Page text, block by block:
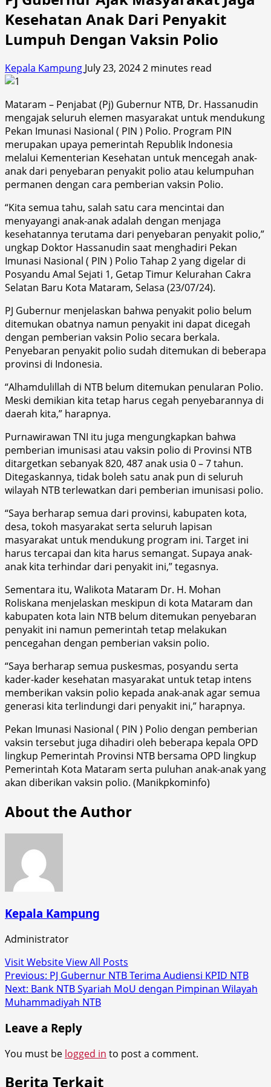
Kesehatan Anak Dari Penyakit
Lumpuh Dengan Vaksin Polio
Kepala Kampung July 23, 20242 minutes read
Mataram – Penjabat (Pj) Gubernur NTB, Dr. Hassanudin
mengajak seluruh elemen masyarakat untuk mendukung
Pekan Imunasi Nasional ( PIN ) Polio. Program PIN
merupakan upaya pemerintah Republik Indonesia
melalui Kementerian Kesehatan untuk mencegah anak-
anak dari penyebaran penyakit polio atau kelumpuhan
permanen dengan cara pemberian vaksin Polio.
“Kita semua tahu, salah satu cara mencintai dan
menyayangi anak-anak adalah dengan menjaga
kesehatannya terutama dari penyebaran penyakit polio,”
ungkap Doktor Hassanudin saat menghadiri Pekan
Imunasi Nasional ( PIN ) Polio Tahap 2 yang digelar di
Posyandu Amal Sejati 1, Getap Timur Kelurahan Cakra
Selatan Baru Kota Mataram, Selasa (23/07/24).
PJ Gubernur menjelaskan bahwa penyakit polio belum
ditemukan obatnya namun penyakit ini dapat dicegah
dengan pemberian vaksin Polio secara berkala.
Penyebaran penyakit polio sudah ditemukan di beberapa
provinsi di Indonesia.
“Alhamdulillah di NTB belum ditemukan penularan Polio.
Meski demikian kita tetap harus cegah penyebarannya di
daerah kita,” harapnya.
Purnawirawan TNI itu juga mengungkapkan bahwa
pemberian imunisasi atau vaksin polio di Provinsi NTB
ditargetkan sebanyak 820, 487 anak usia 0 – 7 tahun.
Ditegaskannya, tidak boleh satu anak pun di seluruh
wilayah NTB terlewatkan dari pemberian imunisasi polio.
“Saya berharap semua dari provinsi, kabupaten kota,
desa, tokoh masyarakat serta seluruh lapisan
masyarakat untuk mendukung program ini. Target ini
harus tercapai dan kita harus semangat. Supaya anak-
anak kita terhindar dari penyakit ini,” tegasnya.
Sementara itu, Walikota Mataram Dr. H. Mohan
Roliskana menjelaskan meskipun di kota Mataram dan
kabupaten kota lain NTB belum ditemukan penyebaran
penyakit ini namun pemerintah tetap melakukan
pencegahan dengan pemberian vaksin polio.
“Saya berharap semua puskesmas, posyandu serta
kader-kader kesehatan masyarakat untuk tetap intens
memberikan vaksin polio kepada anak-anak agar semua
generasi kita terlindungi dari penyakit ini,” harapnya.
Pekan Imunasi Nasional ( PIN ) Polio dengan pemberian
vaksin tersebut juga dihadiri oleh beberapa kepala OPD
lingkup Pemerintah Provinsi NTB bersama OPD lingkup
Pemerintah Kota Mataram serta puluhan anak-anak yang
akan diberikan vaksin polio. (Manikpkominfo)
About the Author
Kepala Kampung
Administrator
Visit WebsiteView All Posts
Post
navigation
Previous: PJ Gubernur NTB Terima Audiensi KPID NTB
Next: Bank NTB Syariah MoU dengan Pimpinan Wilayah
Muhammadiyah NTB
Leave a Reply
You must be logged in to post a comment.
Berita Terkait